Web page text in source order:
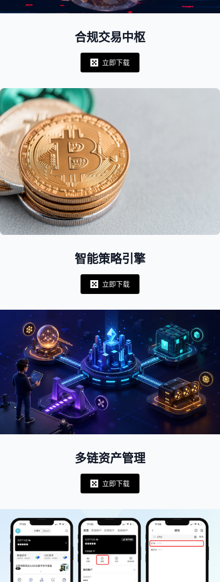
合规交易中枢
Notifications
立即下载
智能策略引擎
Notifications
立即下载
多链资产管理
Notifications
立即下载